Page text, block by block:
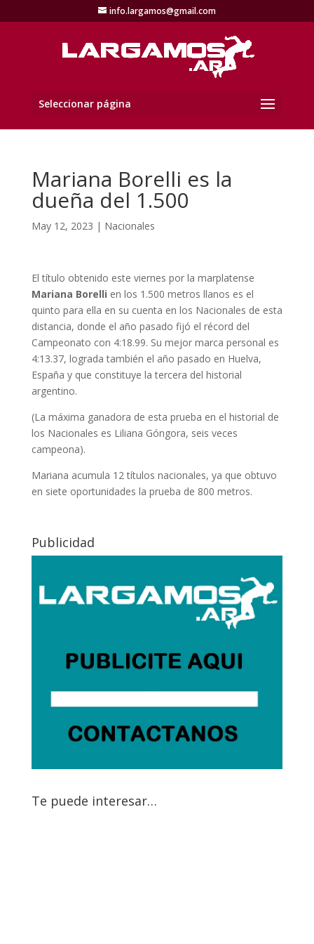
info.largamos@gmail.com
Seleccionar página
Mariana Borelli es la
dueña del 1.500
May 12, 2023 | Nacionales
El título obtenido este viernes por la marplatense
Mariana Borelli en los 1.500 metros llanos es el
quinto para ella en su cuenta en los Nacionales de esta
distancia, donde el año pasado fijó el récord del
Campeonato con 4:18.99. Su mejor marca personal es
4:13.37, lograda también el año pasado en Huelva,
España y que constituye la tercera del historial
argentino.
(La máxima ganadora de esta prueba en el historial de
los Nacionales es Liliana Góngora, seis veces
campeona).
Mariana acumula 12 títulos nacionales, ya que obtuvo
en siete oportunidades la prueba de 800 metros.
Publicidad
Te puede interesar…